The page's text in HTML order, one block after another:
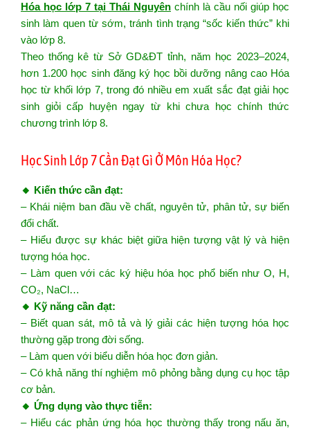
Hóa học lớp 7 tại Thái Nguyên chính là cầu nối giúp học
sinh làm quen từ sớm, tránh tình trạng “sốc kiến thức” khi
vào lớp 8.
Theo thống kê từ Sở GD&ĐT tỉnh, năm học 2023–2024,
hơn 1.200 học sinh đăng ký học bồi dưỡng nâng cao Hóa
học từ khối lớp 7, trong đó nhiều em xuất sắc đạt giải học
sinh giỏi cấp huyện ngay từ khi chưa học chính thức
chương trình lớp 8.
Học Sinh Lớp 7 Cần Đạt Gì Ở Môn Hóa Học?
🔸 Kiến thức cần đạt:
– Khái niệm ban đầu về chất, nguyên tử, phân tử, sự biến
đổi chất.
– Hiểu được sự khác biệt giữa hiện tượng vật lý và hiện
tượng hóa học.
– Làm quen với các ký hiệu hóa học phổ biến như O, H,
CO₂, NaCl…
🔸 Kỹ năng cần đạt:
– Biết quan sát, mô tả và lý giải các hiện tượng hóa học
thường gặp trong đời sống.
– Làm quen với biểu diễn hóa học đơn giản.
– Có khả năng thí nghiệm mô phỏng bằng dụng cụ học tập
cơ bản.
🔸 Ứng dụng vào thực tiễn:
– Hiểu các phản ứng hóa học thường thấy trong nấu ăn,